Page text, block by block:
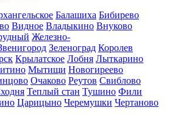
Балашиха Бибирево
Видное Владыкино Внуково
Железно-
Зеленоград Королев
Крылатское Лобня Лыткарино
Мытищи Новогиреево
Очаково Реутов Свиблово
Теплый стан Тушино Фили
Царицыно Черемушки Чертаново